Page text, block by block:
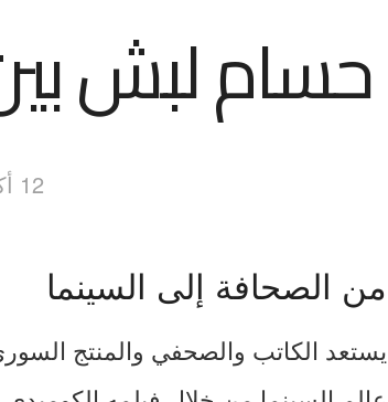
حسام لبش
12 أكتوبر، 2025
من الصحافة إلى السينما
يستعد الكاتب والصحفي والمنتج